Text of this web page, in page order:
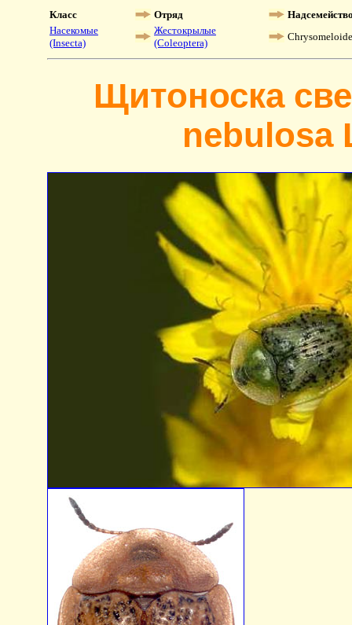
Класс Отряд
Насекомые
(Insecta)
Жестокрылые
(Coleoptera)
Щитоноска
nebulosa